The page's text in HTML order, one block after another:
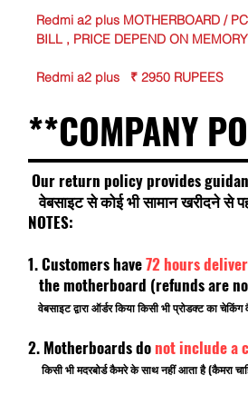
Redmi a2 plus MOTHERBOARD /
BILL , PRICE DEPEND ON
Redmi a2 plus ₹ 2950 RUPEES
**COMPANY
Our return policy provides
वेबसाइट से कोई भी सामान खरीदने से
NOTES:
1. Customers have72 hours
the motherboard (refunds are
वेबसाइट द्वारा ऑर्डर किया किसी भी प्रोडक्ट का
2. Motherboards donot include a
किसी भी मदरबोर्ड कैमरे के साथ नहीं आता है (कैमरा